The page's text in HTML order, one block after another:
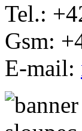
Tel.:
Gsm:
E-mail: